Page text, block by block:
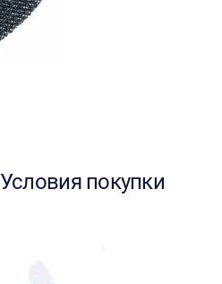
Условия покупки